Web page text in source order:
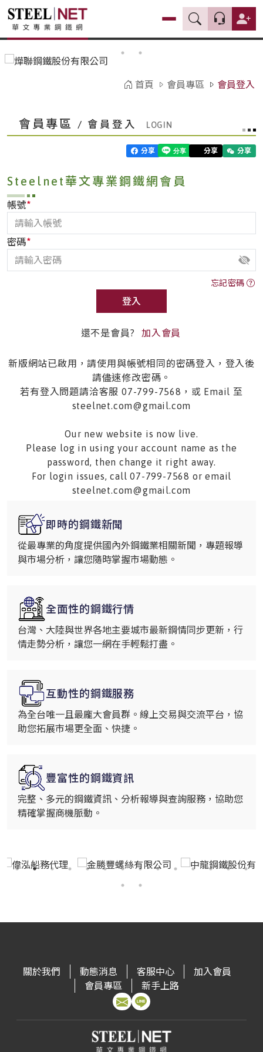
首頁 會員專區 會員登入
會員專區 / 會員登入
分享 分享 分享
Steelnet華文專業鋼鐵網會員
帳號*
密碼*
忘記密碼
登入
還不是會員? 加入會員
新版網站已啟用，請使用與帳號相同的密碼登入，登入後
請儘速修改密碼。
若有登入問題請洽客服 07-799-7568，或 Email 至
steelnet.com@gmail.com
Our new website is now live.
Please log in using your account name as the
password, then change it right away.
For login issues, call 07-799-7568 or email
steelnet.com@gmail.com
即時的鋼鐵新聞
從最專業的角度提供國內外鋼鐵業相關新聞，專題報導
與市場分析，讓您隨時掌握市場動態。
全面性的鋼鐵行情
台灣、大陸與世界各地主要城市最新鋼情同步更新，行
情走勢分析，讓您一網在手輕鬆打盡。
互動性的鋼鐵服務
為全台唯一且最龐大會員群。線上交易與交流平台，協
助您拓展市場更全面、快捷。
豐富性的鋼鐵資訊
完整、多元的鋼鐵資訊、分析報導與查詢服務，協助您
精確掌握商機脈動。
關於我們 動態消息 客服中心
加入會員
會員專區
新手上路